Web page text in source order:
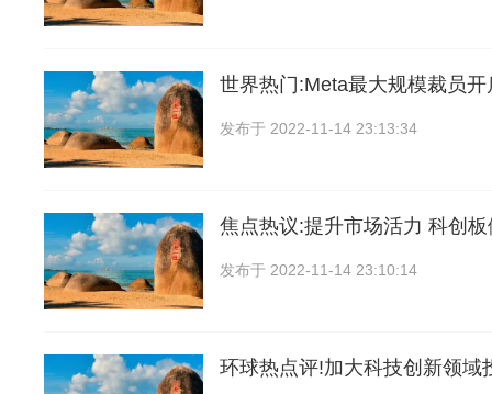
世界热门:Meta最大规模裁员
发布于 2022-11-14 23:13:34
焦点热议:提升市场活力 科创
发布于 2022-11-14 23:10:14
环球热点评!加大科技创新领域